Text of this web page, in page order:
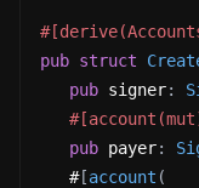
pub struct
pub signer:
pub payer:
   #
[account (